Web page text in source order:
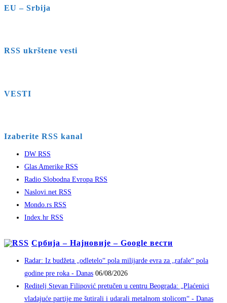
EU – Srbija
RSS ukrštene vesti
VESTI
Izaberite RSS kanal
DW RSS
Glas Amerike RSS
Radio Slobodna Evropa RSS
Naslovi.net RSS
Mondo.rs RSS
Index.hr RSS
Србија – Најновије – Google вести
Radar: Iz budžeta „odletelo“ pola milijarde evra za „rafale“ pola
godine pre roka - Danas 06/08/2026
Reditelj Stevan Filipović pretučen u centru Beograda: „Plaćenici
vladajuće partije me šutirali i udarali metalnom stolicom“ - Danas